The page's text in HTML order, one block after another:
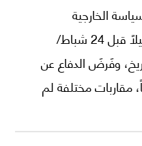
الخارجية
للرئيس الأميركي جو بايدن. ما لم يكن مُتخيلاً قبل 24 شباط/
وفَرضَ الدفاع عن
القائم منذ اكثر من 30 عاماً، مقاربات مختلفة لم